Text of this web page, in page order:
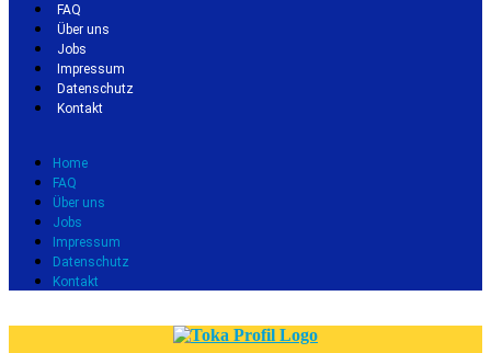
FAQ
Über uns
Jobs
Impressum
Datenschutz
Kontakt
Home
FAQ
Über uns
Jobs
Impressum
Datenschutz
Kontakt